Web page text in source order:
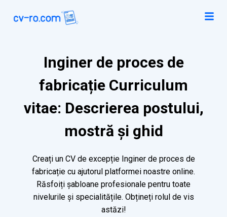
Inginer de proces de
fabricație Curriculum
vitae: Descrierea postului,
mostră și ghid
Creați un CV de excepție Inginer de proces de
fabricație cu ajutorul platformei noastre online.
Răsfoiți șabloane profesionale pentru toate
nivelurile și specialitățile. Obțineți rolul de vis
astăzi!